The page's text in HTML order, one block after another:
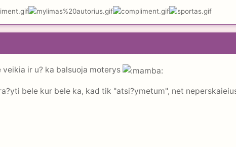
ir u? ka balsuoja moterys
bele kur bele ka, kad tik "atsi?ymetum", net